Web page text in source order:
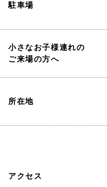
駐車場
小さなお子様連れの
ご来場の方へ
所在地
アクセス